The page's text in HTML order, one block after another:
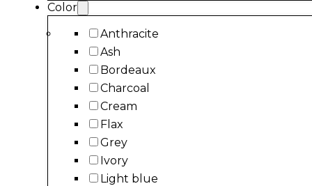
Color
Anthracite
Ash
Bordeaux
Charcoal
Cream
Flax
Grey
Ivory
Light blue